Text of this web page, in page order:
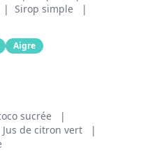
| Sirop simple
|
Aigre
sucrée
|
Jus de citron vert
|